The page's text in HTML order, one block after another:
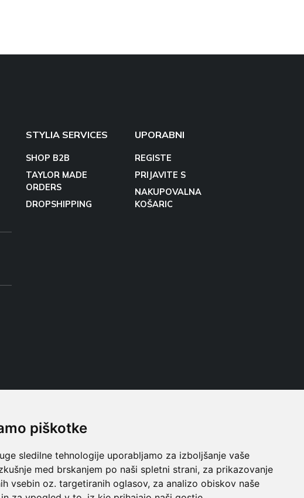
piškotke
sledilne tehnologije uporabljamo za izboljšanje vaše
med brskanjem po naši spletni strani, za prikazovanje
vsebin oz. targetiranih oglasov, za analizo obiskov naše
STYLIA SERVICES
SHOP B2B
TAYLOR MADE
ORDERS
DROPSHIPPING
UPORABNI
REGISTE
PRIJAVITE S
NAKUPOVALNA
KOŠARIC